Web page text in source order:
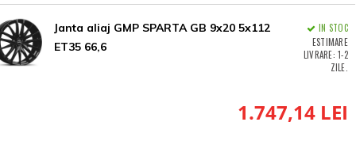
Janta aliaj GMP SPARTA GB 9x20 5x112
ET35 66,6
IN STOC
ESTIMARE
LIVRARE: 1-2
ZILE.
1.747,14 LEI